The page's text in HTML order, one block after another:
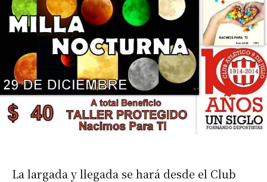
La largada y llegada se hará desde el Club